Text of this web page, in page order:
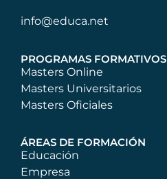
info@educa.net
PROGRAMAS FORMATIVOS
Masters Online
Masters Universitarios
Masters Oficiales
ÁREAS DE FORMACIÓN
Educación
Empresa